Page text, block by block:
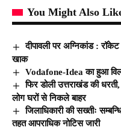
You Might Also
दीपावली पर अग्निकांड :
खाक
Vodafone-Idea का हुआ
फिर डोली उत्तराखंड की
लोग घरों से निकले बाहर
जिलाधिकारी की सख्तीः
तहत आपराधिक नोटिस जारी